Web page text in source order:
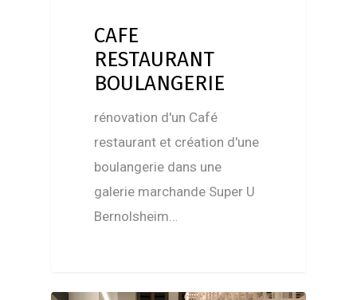
CAFE
RESTAURANT
BOULANGERIE
rénovation d'un Café
restaurant et création d'une
boulangerie dans une
galerie marchande Super U
Bernolsheim…